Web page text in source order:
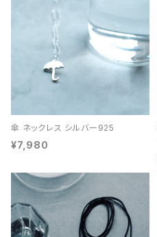
傘 ネックレス シルバー925
¥7,980